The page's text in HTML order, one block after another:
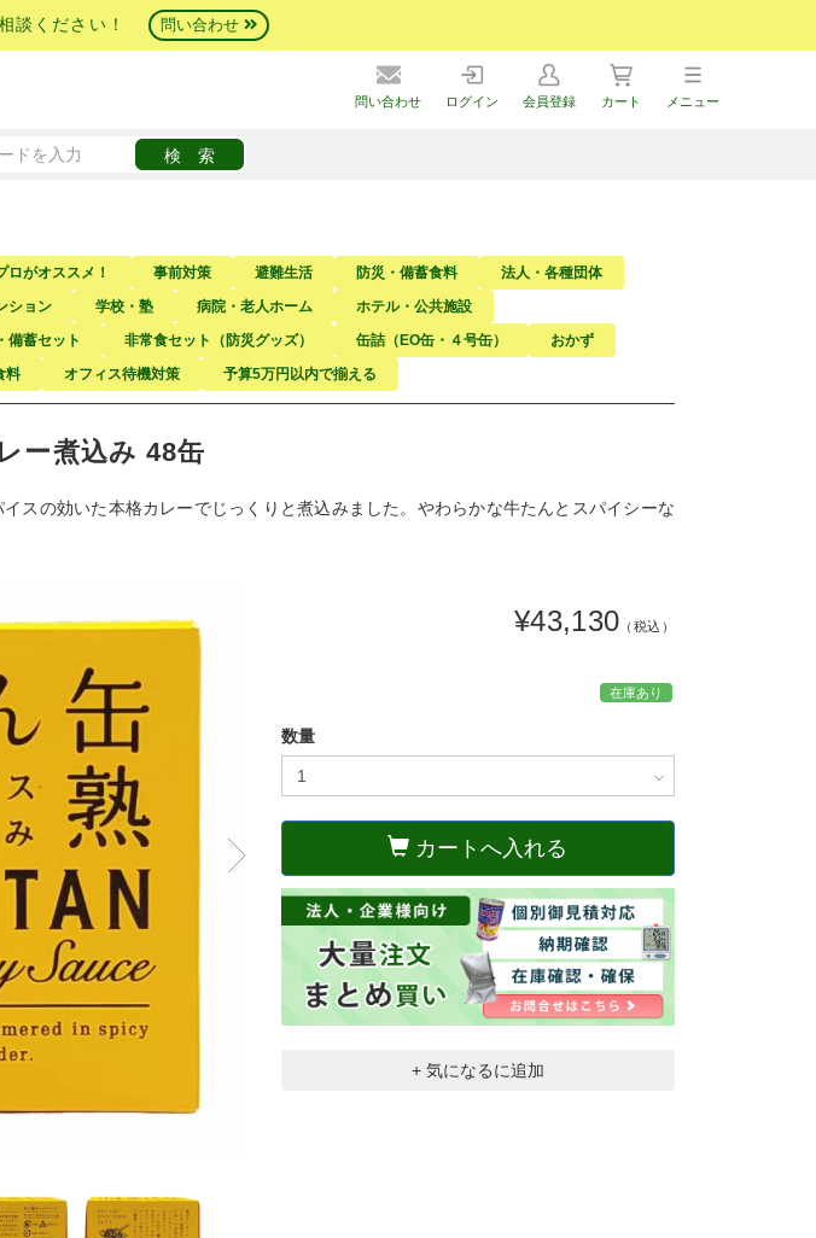
談ください！ 問い合わせ
問い合わせ ログイン 会員登録 カート メニュー
ロがオススメ！ 事前対策 避難生活 防災・備蓄食料
法人・各種団体
ション
学校・塾 病院・老人ホーム
ホテル・公共施設
備蓄セット
非常食セット（防災グッズ） 缶詰（EO缶・４号缶）
おかず
料
オフィス待機対策 予算5万円以内で揃える
ー煮込み 48缶
スの効いた本格カレーでじっくりと煮込みました。やわらかな牛たんとスパイシーな
¥43,130 （税込）
在庫あり
数量
カートへ入れる
+ 気になるに追加